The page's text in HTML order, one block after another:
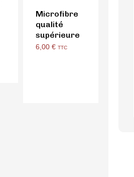
Microfibre
qualité
supérieure
6,00 € TTC